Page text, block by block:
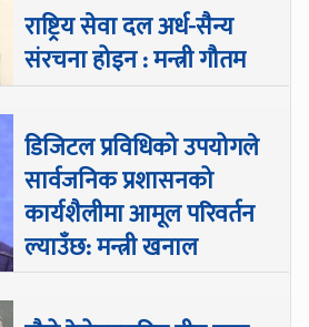
राष्ट्रिय सेवा दल अर्ध-सैन्य
संरचना होइन : मन्त्री गौतम
डिजिटल प्रविधिको उपयोगले
सार्वजनिक प्रशासनको
कार्यशैलीमा आमूल परिवर्तन
ल्याउँछ: मन्त्री खनाल